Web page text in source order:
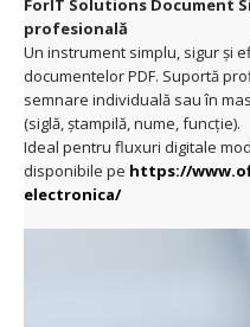
ForIT Solutions Document
profesională
Un instrument simplu, sigur și
documentelor PDF. Suportă
semnare individuală sau în
(siglă, ștampilă, nume, funcție).
Ideal pentru fluxuri digitale
disponibile pe https://
electronica/